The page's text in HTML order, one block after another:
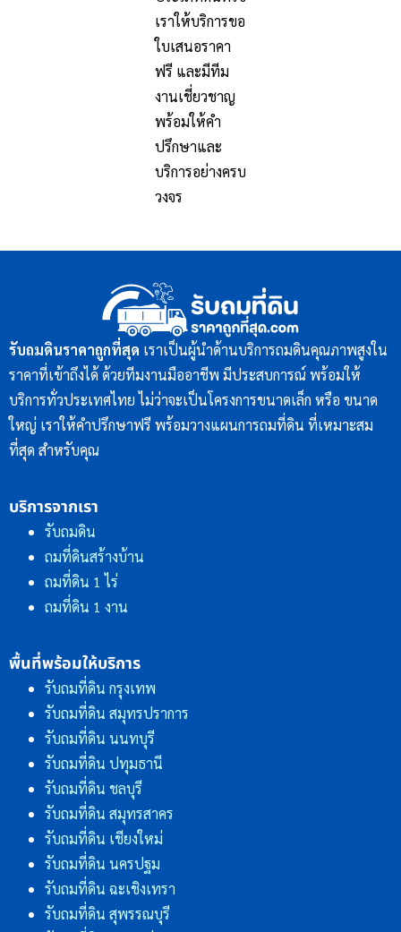
เราให้บริการขอ
ใบเสนอราคา
ฟรี และมีทีม
งานเชี่ยวชาญ
พร้อมให้คำ
ปรึกษาและ
บริการอย่างครบ
วงจร
รับถมดินราคาถูกที่สุด เราเป็นผู้นำด้านบริการถมดินคุณภาพสูงใน
ราคาที่เข้าถึงได้ ด้วยทีมงานมืออาชีพ มีประสบการณ์ พร้อมให้
บริการทั่วประเทศไทย ไม่ว่าจะเป็นโครงการขนาดเล็ก หรือ ขนาด
ใหญ่ เราให้คำปรึกษาฟรี พร้อมวางแผนการถมที่ดิน ที่เหมาะสม
ที่สุด สำหรับคุณ
บริการจากเรา
รับถมดิน
ถมที่ดินสร้างบ้าน
ถมที่ดิน 1 ไร่
ถมที่ดิน 1 งาน
พื้นที่พร้อมให้บริการ
รับถมที่ดิน กรุงเทพ
รับถมที่ดิน สมุทรปราการ
รับถมที่ดิน นนทบุรี
รับถมที่ดิน ปทุมธานี
รับถมที่ดิน ชลบุรี
รับถมที่ดิน สมุทรสาคร
รับถมที่ดิน เชียงใหม่
รับถมที่ดิน นครปฐม
รับถมที่ดิน ฉะเชิงเทรา
รับถมที่ดิน สุพรรณบุรี